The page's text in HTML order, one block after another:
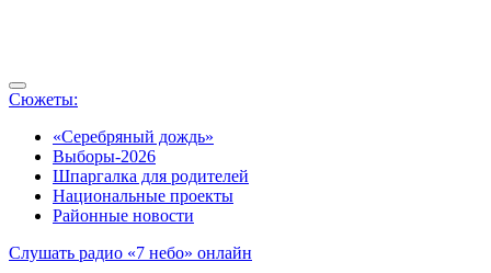
Сюжеты:
«Серебряный дождь»
Выборы-2026
Шпаргалка для родителей
Национальные проекты
Районные новости
Слушать радио «7 небо» онлайн